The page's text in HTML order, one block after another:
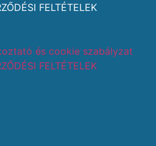
FELTÉTELEK
és cookie szabályzat
FELTÉTELEK